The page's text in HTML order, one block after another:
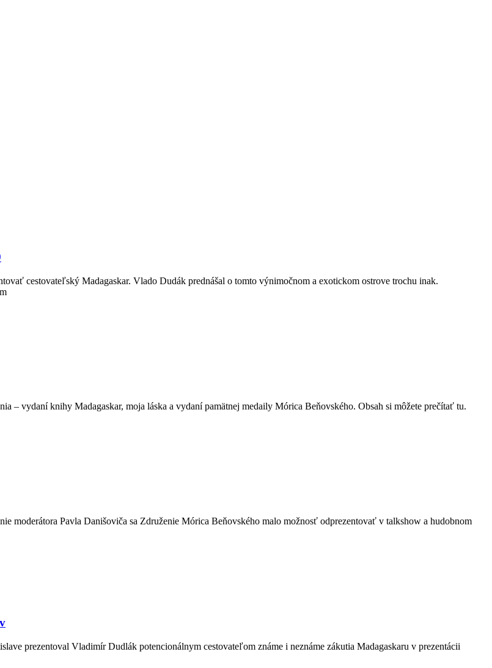
cestovateľský Madagaskar. Vlado Dudák prednášal o tomto výnimočnom a exotickom ostrove trochu inak.
– vydaní knihy Madagaskar, moja láska a vydaní pamätnej medaily Mórica Beňovského. Obsah si môžete prečítať tu.
Pavla Danišoviča sa Združenie Mórica Beňovského malo možnosť odprezentovať v talkshow a hudobnom
prezentoval Vladimír Dudlák potencionálnym cestovateľom známe i neznáme zákutia Madagaskaru v prezentácii